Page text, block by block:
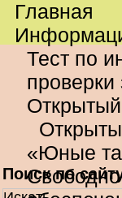
Главная
Тест по
проверки
«Юные
Поиск по